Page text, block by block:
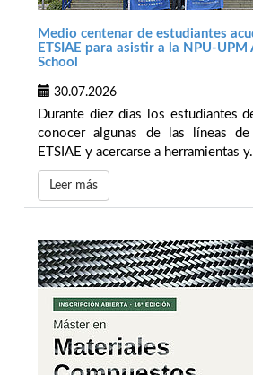
Medio centenar de estudiantes
ETSIAE para asistir a la NPU-UPM
School
30.07.2026
Durante diez días los estudiantes
conocer algunas de las líneas
ETSIAE y acercarse a herramientas
Leer más